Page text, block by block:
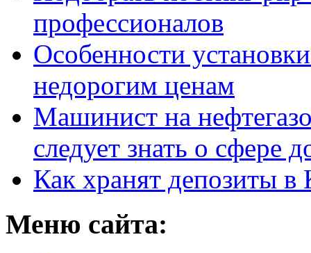
профессионалов
Особенности
недорогим ценам
Машинист на
следует знать о сфере
Как хранят депозиты в
Меню сайта: